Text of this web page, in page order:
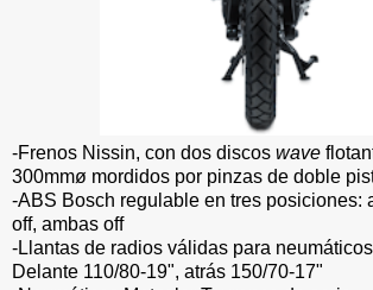
-Frenos Nissin, con dos discos wave
300mmø mordidos por pinzas de doble
-ABS Bosch regulable en tres posiciones:
off, ambas off
-Llantas de radios válidas para
Delante 110/80-19", atrás 150/70-17"